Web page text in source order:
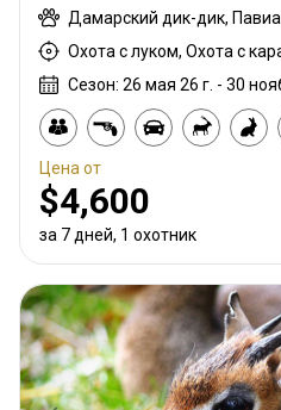
Охота с луком, Охота с
Сезон: 26 мая 26 г. - 30
Цена от
$4,600
за 7 дней, 1 охотник